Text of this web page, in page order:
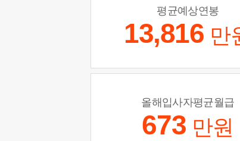
평균예상연봉
13,816 만
올해입사자평균월급
673 만원